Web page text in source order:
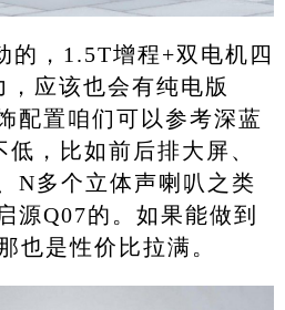
的，1.5T增程+双电机四
应该也会有纯电版
配置咱们可以参考深蓝
，比如前后排大屏、
N多个立体声喇叭之类
源Q07的。如果能做到
也是性价比拉满。